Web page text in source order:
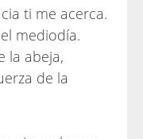
ti me acerca.
mediodía.
la abeja,
de la